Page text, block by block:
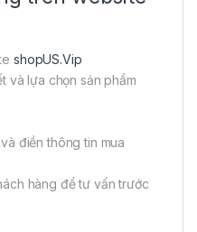
shopUS.Vip
và lựa chọn sản phẩm
điền thông tin mua
hàng để tư vấn trước